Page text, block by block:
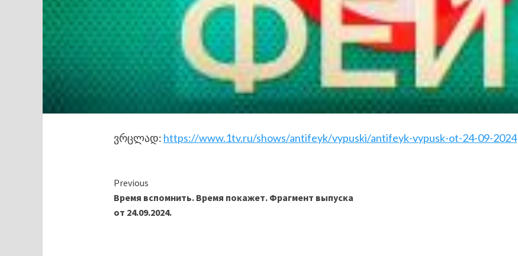
ვრცლად: https://www.1tv.ru/shows/antifeyk/vypuski/antifeyk-vypusk-ot-24-09-2024
Continue
Reading
Previous
Время вспомнить. Время покажет. Фрагмент выпуска
от 24.09.2024.